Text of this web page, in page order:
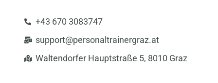
+43 670 3083747
support@personaltrainergraz.at
Waltendorfer Hauptstraße 5, 8010 Graz